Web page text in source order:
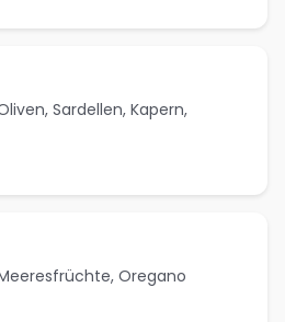
Sardellen, Kapern,
Oregano